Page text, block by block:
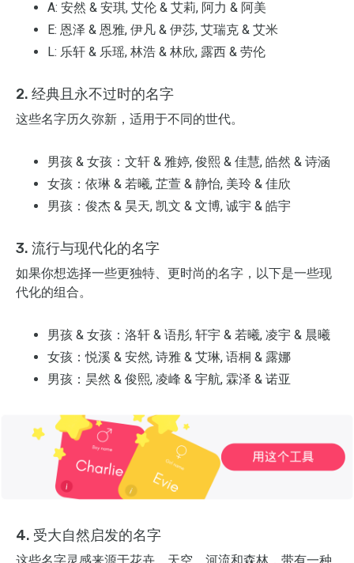
A: 安然 & 安琪, 艾伦 & 艾莉, 阿力 & 阿美
E: 恩泽 & 恩雅, 伊凡 & 伊莎, 艾瑞克 & 艾米
L: 乐轩 & 乐瑶, 林浩 & 林欣, 露西 & 劳伦
2. 经典且永不过时的名字
这些名字历久弥新，适用于不同的世代。
男孩 & 女孩：文轩 & 雅婷, 俊熙 & 佳慧, 皓然 & 诗涵
女孩：依琳 & 若曦, 芷萱 & 静怡, 美玲 & 佳欣
男孩：俊杰 & 昊天, 凯文 & 文博, 诚宇 & 皓宇
3. 流行与现代化的名字
如果你想选择一些更独特、更时尚的名字，以下是一些现
代化的组合。
男孩 & 女孩：洛轩 & 语彤, 轩宇 & 若曦, 凌宇 & 晨曦
女孩：悦溪 & 安然, 诗雅 & 艾琳, 语桐 & 露娜
男孩：昊然 & 俊熙, 凌峰 & 宇航, 霖泽 & 诺亚
4. 受大自然启发的名字